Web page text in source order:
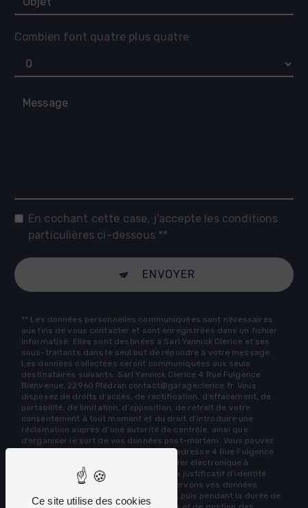
Combien font quatre plus quatre
En cochant cette case, j'accepte les conditions
particulières ci-dessous **
ENVOYER
** Les données personnelles communiquées sont nécessaires
aux fins de vous contacter et sont enregistrées dans un fichier
informatisé. Elles sont destinées à Sarl Yannick Clerice et ses
sous-traitants dans le seul but de répondre à votre message.
Les données collectées seront communiquées aux seuls
destinataires suivants: Sarl Yannick Clerice 4 Rue Fulgence
Bienvenue, 22960 Plédran contact@garageclerice.fr. Vous
disposez de droits d’accès, de rectification, d’effacement, de
portabilité, de limitation, d’opposition, de retrait de votre
consentement à tout moment et du droit d’introduire une
réclamation auprès d’une autorité de contrôle, ainsi que
d’organiser le sort de vos données post-mortem. Vous pouvez
exercer ces droits par voie postale à l'adresse 4 Rue Fulgence
Bienvenue, 22960 Plédran ou par courrier électronique à
l'adresse contact@garageclerice.fr. Un justificatif d'identité
pourra vous être demandé. Nous conservons vos données
pendant la période de prise de contact puis pendant la durée de
Ce site utilise des cookies